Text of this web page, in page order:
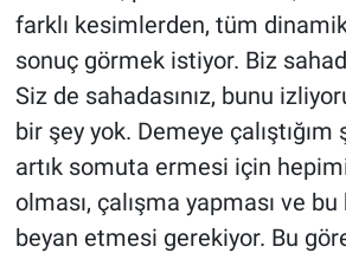
farklı kesimlerden, tüm
sonuç görmek istiyor. Biz
Siz de sahadasınız, bunu
bir şey yok. Demeye
artık somuta ermesi için
olması, çalışma yapması ve
beyan etmesi gerekiyor. Bu